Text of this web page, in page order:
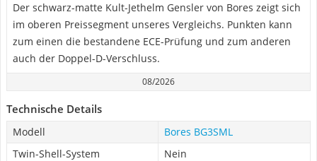
Der schwarz-matte Kult-Jethelm Gensler von Bores zeigt sich
im oberen Preissegment unseres Vergleichs. Punkten kann
zum einen die bestandene ECE-Prüfung und zum anderen
auch der Doppel-D-Verschluss.
08/2026
Technische Details
Modell
Bores BG3SML
Twin-Shell-System
Nein